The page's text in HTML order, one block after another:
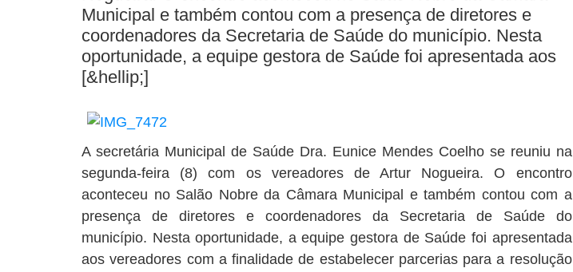
Municipal e também contou com a presença de diretores e
coordenadores da Secretaria de Saúde do município. Nesta
oportunidade, a equipe gestora de Saúde foi apresentada aos
[&hellip;]
A secretária Municipal de Saúde Dra. Eunice Mendes Coelho se reuniu na
segunda-feira (8) com os vereadores de Artur Nogueira. O encontro
aconteceu no Salão Nobre da Câmara Municipal e também contou com a
presença de diretores e coordenadores da Secretaria de Saúde do
município. Nesta oportunidade, a equipe gestora de Saúde foi apresentada
aos vereadores com a finalidade de estabelecer parcerias para a resolução